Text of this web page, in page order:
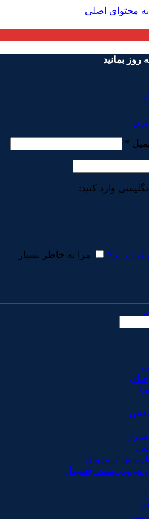
محتوای اصلی
روز بمانید
*
وارد کنید:
اید؟ مرا به خاطر بسپار
مدرن
ترمووال
فومی پشت چسبدار